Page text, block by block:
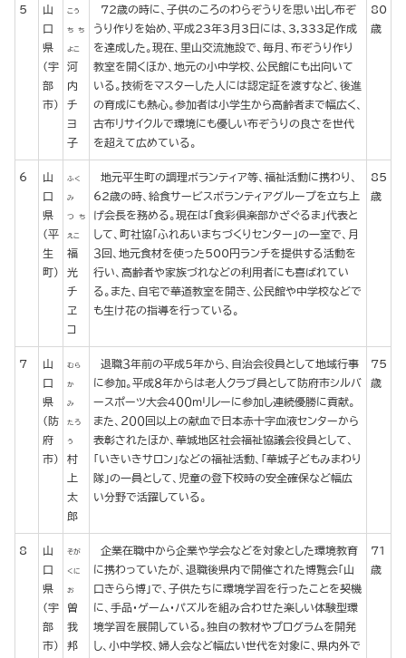
5
山
口
県
(宇
部
市)
こう
ち ち
よこ
河
内
チ
ヨ
子
72歳の時に、子供のころのわらぞうりを思い出し布ぞ
うり作りを始め、平成23年3月3日には、3,333足作成
を達成した。現在、里山交流施設で、毎月、布ぞうり作り
教室を開くほか、地元の小中学校、公民館にも出向いて
いる。技術をマスターした人には認定証を渡すなど、後進
の育成にも熱心。参加者は小学生から高齢者まで幅広く、
古布リサイクルで環境にも優しい布ぞうりの良さを世代
を超えて広めている。
80
歳
6
山
口
県
(平
生
町)
ふく
み
つ ち
えこ
福
光
チ
ヱ
コ
地元平生町の調理ボランティア等、福祉活動に携わり、
62歳の時、給食サービスボランティアグループを立ち上
げ会長を務める。現在は「食彩倶楽部かざぐるま」代表と
して、町社協「ふれあいまちづくりセンター」の一室で、月
３回、地元食材を使った500円ランチを提供する活動を
行い、高齢者や家族づれなどの利用者にも喜ばれてい
る。また、自宅で華道教室を開き、公民館や中学校などで
も生け花の指導を行っている。
85
歳
7
山
口
県
(防
府
市)
むら
か
み
たろ
う
村
上
太
郎
退職３年前の平成５年から、自治会役員として地域行事
に参加。平成８年からは老人クラブ員として防府市シルバ
ースポーツ大会４００ｍリレーに参加し連続優勝に貢献。
また、２００回以上の献血で日本赤十字血液センターから
表彰されたほか、華城地区社会福祉協議会役員として、
「いきいきサロン」などの福祉活動、「華城子どもみまわり
隊」の一員として、児童の登下校時の安全確保など幅広
い分野で活躍している。
75
歳
8
山
口
県
(宇
部
市)
そが
くに
お
曽
我
邦
企業在職中から企業や学会などを対象とした環境教育
に携わっていたが、退職後県内で開催された博覧会「山
口きらら博」で、子供たちに環境学習を行ったことを契機
に、手品・ゲーム・パズルを組み合わせた楽しい体験型環
境学習を展開している。独自の教材やプログラムを開発
し、小中学校、婦人会など幅広い世代を対象に、県内外で
71
歳